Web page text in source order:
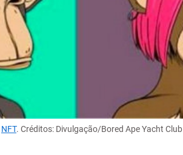
NFT. Créditos: Divulgação/Bored Ape Yacht Club